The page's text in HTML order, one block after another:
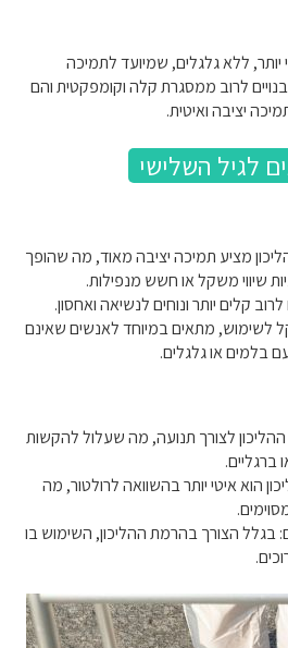
יותר, ללא גלגלים, שמיועד לתמיכה
לרוב ממסגרת קלה וקומפקטית והם
יציבה ואיטית.
לגיל השלישי
מציע תמיכה יציבה מאוד, מה שהופך
שיווי משקל או חשש מנפילות.
קלים יותר ונוחים לנשיאה ואחסון.
לשימוש, מתאים במיוחד לאנשים שאינם
בלמים או גלגלים.
לצורך תנועה, מה שעלול להקשות
ברגליים.
הוא איטי יותר בהשוואה לרולטור, מה
בגלל הצורך בהרמת ההליכון, השימוש בו